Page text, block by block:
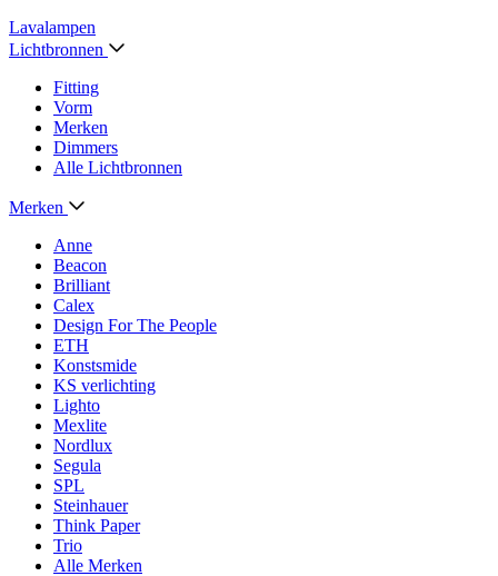
Lavalampen
Lichtbronnen
Fitting
Vorm
Merken
Dimmers
Alle Lichtbronnen
Merken
Anne
Beacon
Brilliant
Calex
Design For The People
ETH
Konstsmide
KS verlichting
Lighto
Mexlite
Nordlux
Segula
SPL
Steinhauer
Think Paper
Trio
Alle Merken